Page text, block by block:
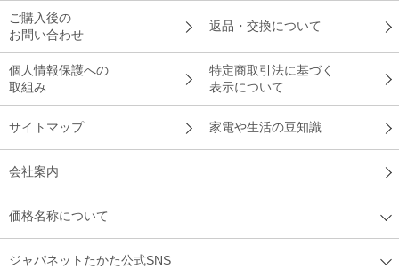
デザインが良く、操作も簡単・わかりやすくて、愛用していま
す。寝室用とリビング用で２つ購入しましたが、とても良いお
買い物でした。有難うございました。
（埼玉県40代T.A様）
※商品により、同一シリーズをご購入された方の声を含みます。
ご購入後の
お問い合わせ
返品・交換について
個人情報保護への
取組み
特定商取引法に基づく
表示について
サイトマップ 家電や生活の豆知識
会社案内
価格名称について
ジャパネットたかた公式SNS